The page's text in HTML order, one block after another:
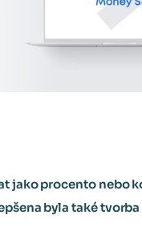
jako procento nebo
byla také